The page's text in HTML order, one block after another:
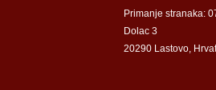
Primanje stranaka:
Dolac 3
20290 Lastovo,